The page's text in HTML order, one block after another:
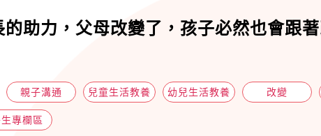
助力，父母改變了，孩子必然也會跟著
親子溝通 兒童生活教養 幼兒生活教養 改變
專欄區